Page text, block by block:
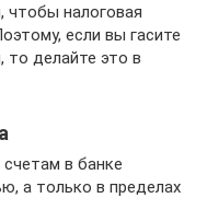
чтобы налоговая
если вы гасите
то делайте это в
в банке
а только в пределах